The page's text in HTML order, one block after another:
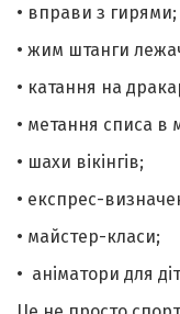
• вправи з гирями;
• жим штанги
• катання на
• метання списа в
• шахи вікінгів;
• експрес-
• майстер-класи;
• аніматори для